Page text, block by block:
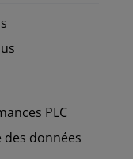
PLC
données